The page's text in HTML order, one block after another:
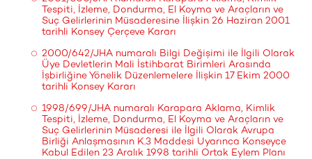
Tespiti, İzleme, Dondurma, El Koyma ve Araçların ve
Suç Gelirlerinin Müsaderesine İlişkin 26 Haziran 2001
tarihli Konsey Çerçeve Kararı
2000/642/JHA numaralı Bilgi Değişimi ile İlgili Olarak
Üye Devletlerin Mali İstihbarat Birimleri Arasında
İşbirliğine Yönelik Düzenlemelere İlişkin 17 Ekim 2000
tarihli Konsey Kararı
1998/699/JHA numaralı Karapara Aklama, Kimlik
Tespiti, İzleme, Dondurma, El Koyma ve Araçların ve
Suç Gelirlerinin Müsaderesi ile İlgili Olarak Avrupa
Birliği Anlaşmasının K.3 Maddesi Uyarınca Konseyce
Kabul Edilen 23 Aralık 1998 tarihli Ortak Eylem Planı